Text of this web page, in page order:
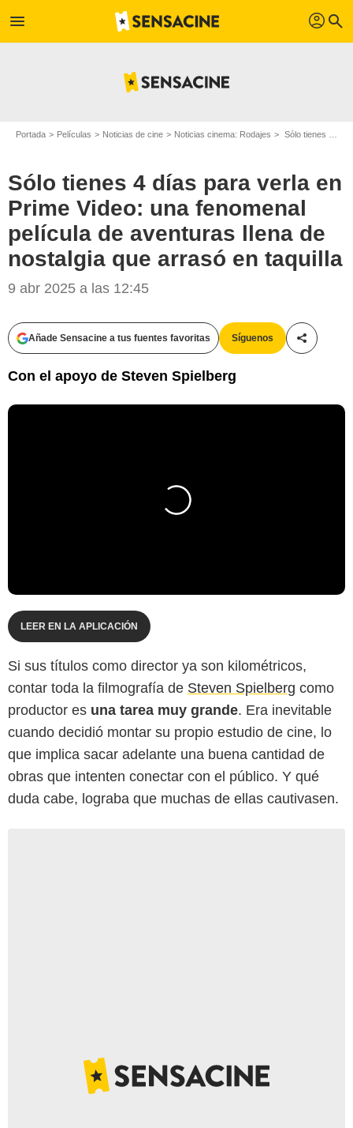
menu profil search
Portada Películas Noticias de cine Noticias cinema: Rodajes Sólo tienes 4 días para verla en Prime Video: una fenomenal película de aventuras llena de nostalgia que arrasó en taquilla
Sólo tienes 4 días para verla en
Prime Video: una fenomenal
película de aventuras llena de
nostalgia que arrasó en taquilla
9 abr 2025 a las 12:45
Añade Sensacine a tus fuentes favoritas Síguenos
Con el apoyo de Steven Spielberg
LEER EN LA APLICACIÓN
Si sus títulos como director ya son kilométricos,
contar toda la filmografía de Steven Spielberg como
productor es una tarea muy grande. Era inevitable
cuando decidió montar su propio estudio de cine, lo
que implica sacar adelante una buena cantidad de
obras que intenten conectar con el público. Y qué
duda cabe, lograba que muchas de ellas cautivasen.